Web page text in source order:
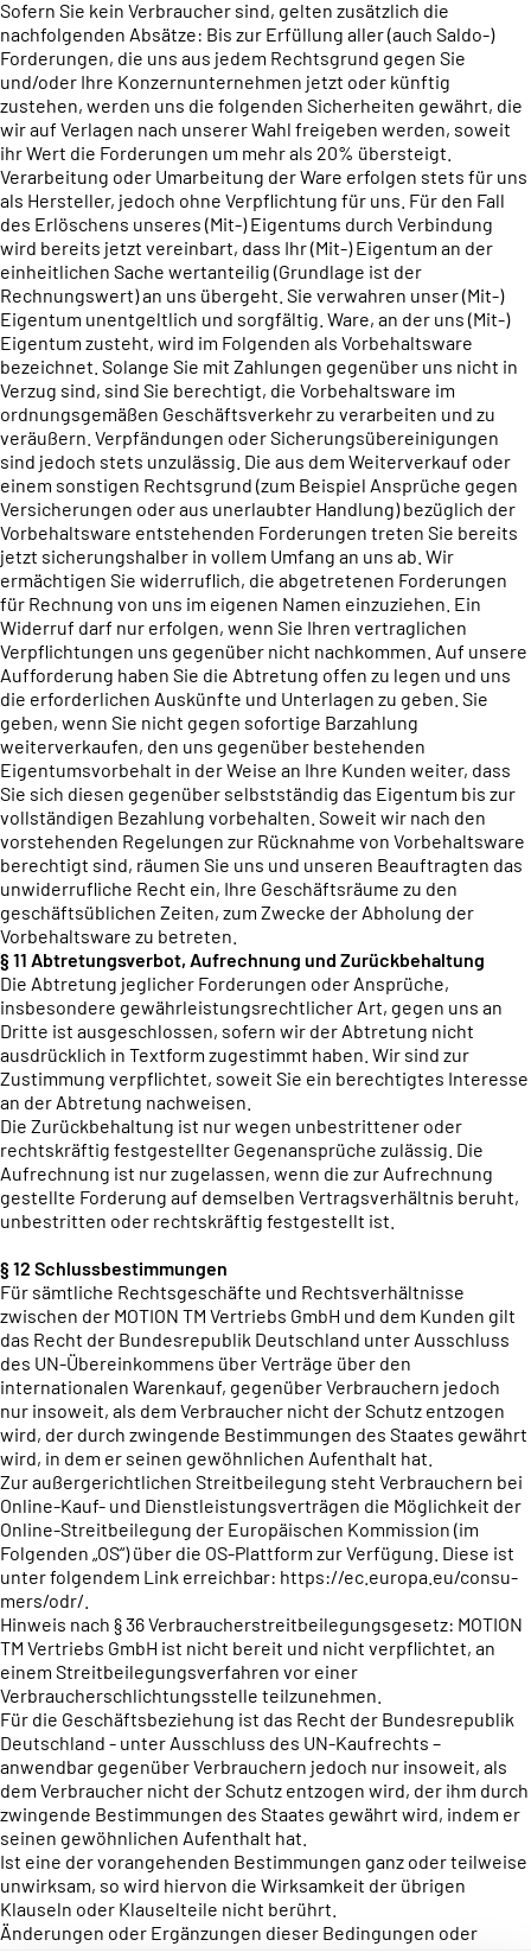
Sofern Sie kein Verbraucher sind, gelten zusätzlich die
nachfolgenden Absätze: Bis zur Erfüllung aller (auch Saldo-)
Forderungen, die uns aus jedem Rechtsgrund gegen Sie
und/oder Ihre Konzernunternehmen jetzt oder künftig
zustehen, werden uns die folgenden Sicherheiten gewährt, die
wir auf Verlagen nach unserer Wahl freigeben werden, soweit
ihr Wert die Forderungen um mehr als 20% übersteigt.
Verarbeitung oder Umarbeitung der Ware erfolgen stets für uns
als Hersteller, jedoch ohne Verpflichtung für uns. Für den Fall
des Erlöschens unseres (Mit-) Eigentums durch Verbindung
wird bereits jetzt vereinbart, dass Ihr (Mit-) Eigentum an der
einheitlichen Sache wertanteilig (Grundlage ist der
Rechnungswert) an uns übergeht. Sie verwahren unser (Mit-)
Eigentum unentgeltlich und sorgfältig. Ware, an der uns (Mit-)
Eigentum zusteht, wird im Folgenden als Vorbehaltsware
bezeichnet. Solange Sie mit Zahlungen gegenüber uns nicht in
Verzug sind, sind Sie berechtigt, die Vorbehaltsware im
ordnungsgemäßen Geschäftsverkehr zu verarbeiten und zu
veräußern. Verpfändungen oder Sicherungsübereinigungen
sind jedoch stets unzulässig. Die aus dem Weiterverkauf oder
einem sonstigen Rechtsgrund (zum Beispiel Ansprüche gegen
Versicherungen oder aus unerlaubter Handlung) bezüglich der
Vorbehaltsware entstehenden Forderungen treten Sie bereits
jetzt sicherungshalber in vollem Umfang an uns ab. Wir
ermächtigen Sie widerruflich, die abgetretenen Forderungen
für Rechnung von uns im eigenen Namen einzuziehen. Ein
Widerruf darf nur erfolgen, wenn Sie Ihren vertraglichen
Verpflichtungen uns gegenüber nicht nachkommen. Auf unsere
Aufforderung haben Sie die Abtretung offen zu legen und uns
die erforderlichen Auskünfte und Unterlagen zu geben. Sie
geben, wenn Sie nicht gegen sofortige Barzahlung
weiterverkaufen, den uns gegenüber bestehenden
Eigentumsvorbehalt in der Weise an Ihre Kunden weiter, dass
Sie sich diesen gegenüber selbstständig das Eigentum bis zur
vollständigen Bezahlung vorbehalten. Soweit wir nach den
vorstehenden Regelungen zur Rücknahme von Vorbehaltsware
berechtigt sind, räumen Sie uns und unseren Beauftragten das
unwiderrufliche Recht ein, Ihre Geschäftsräume zu den
geschäftsüblichen Zeiten, zum Zwecke der Abholung der
Vorbehaltsware zu betreten.
§ 11 Abtretungsverbot, Aufrechnung und Zurückbehaltung
Die Abtretung jeglicher Forderungen oder Ansprüche,
insbesondere gewährleistungsrechtlicher Art, gegen uns an
Dritte ist ausgeschlossen, sofern wir der Abtretung nicht
ausdrücklich in Textform zugestimmt haben. Wir sind zur
Zustimmung verpflichtet, soweit Sie ein berechtigtes Interesse
an der Abtretung nachweisen.
Die Zurückbehaltung ist nur wegen unbestrittener oder
rechtskräftig festgestellter Gegenansprüche zulässig. Die
Aufrechnung ist nur zugelassen, wenn die zur Aufrechnung
gestellte Forderung auf demselben Vertragsverhältnis beruht,
unbestritten oder rechtskräftig festgestellt ist.
§ 12 Schlussbestimmungen
Für sämtliche Rechtsgeschäfte und Rechtsverhältnisse
zwischen der MOTION TM Vertriebs GmbH und dem Kunden gilt
das Recht der Bundesrepublik Deutschland unter Ausschluss
des UN-Übereinkommens über Verträge über den
internationalen Warenkauf, gegenüber Verbrauchern jedoch
nur insoweit, als dem Verbraucher nicht der Schutz entzogen
wird, der durch zwingende Bestimmungen des Staates gewährt
wird, in dem er seinen gewöhnlichen Aufenthalt hat.
Zur außergerichtlichen Streitbeilegung steht Verbrauchern bei
Online-Kauf- und Dienstleistungsverträgen die Möglichkeit der
Online-Streitbeilegung der Europäischen Kommission (im
Folgenden „OS“) über die OS-Plattform zur Verfügung. Diese ist
unter folgendem Link erreichbar: https://ec.europa.eu/consu-
mers/odr/.
Hinweis nach § 36 Verbraucherstreitbeilegungsgesetz: MOTION
TM Vertriebs GmbH ist nicht bereit und nicht verpflichtet, an
einem Streitbeilegungsverfahren vor einer
Verbraucherschlichtungsstelle teilzunehmen.
Für die Geschäftsbeziehung ist das Recht der Bundesrepublik
Deutschland - unter Ausschluss des UN-Kaufrechts –
anwendbar gegenüber Verbrauchern jedoch nur insoweit, als
dem Verbraucher nicht der Schutz entzogen wird, der ihm durch
zwingende Bestimmungen des Staates gewährt wird, indem er
seinen gewöhnlichen Aufenthalt hat.
Ist eine der vorangehenden Bestimmungen ganz oder teilweise
unwirksam, so wird hiervon die Wirksamkeit der übrigen
Klauseln oder Klauselteile nicht berührt.
Änderungen oder Ergänzungen dieser Bedingungen oder